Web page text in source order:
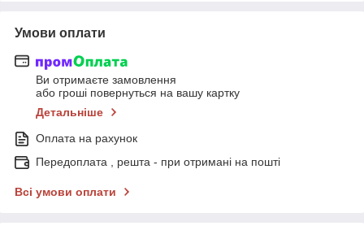
Умови оплати
Ви отримаєте замовлення
або гроші повернуться на вашу картку
Детальніше
Оплата на рахунок
Передоплата , решта - при отримані на пошті
Всі умови оплати